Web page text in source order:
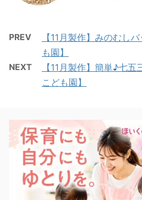
PREV
【11月製作】みのむし
も園】
NEXT
【11月製作】簡単♪七
こども園】